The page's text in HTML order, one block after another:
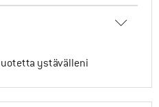
ystävälleni